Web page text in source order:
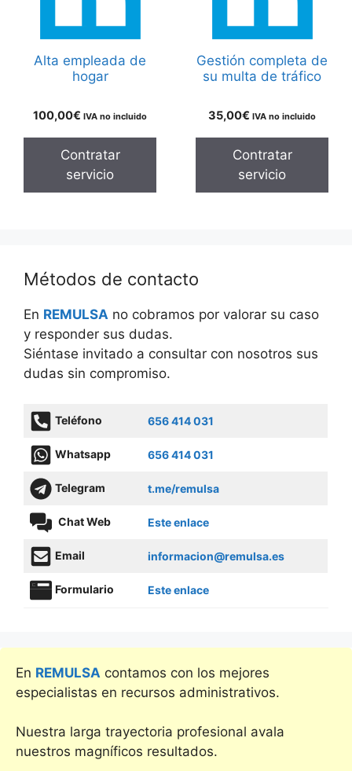
Alta empleada de
hogar
100,00€ IVA no incluido
Contratar
servicio
Gestión completa de
su multa de tráfico
35,00€ IVA no incluido
Contratar
servicio
Métodos de contacto
En REMULSA no cobramos por valorar su caso
y responder sus dudas.
Siéntase invitado a consultar con nosotros sus
dudas sin compromiso.
Teléfono 656 414 031
Whatsapp 656 414 031
Telegram t.me/remulsa
Chat Web Este enlace
Email informacion@remulsa.es
Formulario Este enlace
En REMULSA contamos con los mejores
especialistas en recursos administrativos.
Nuestra larga trayectoria profesional avala
nuestros magníficos resultados.